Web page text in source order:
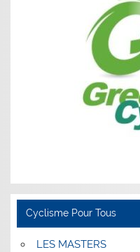
Cyclisme Pour Tous
LES MASTERS